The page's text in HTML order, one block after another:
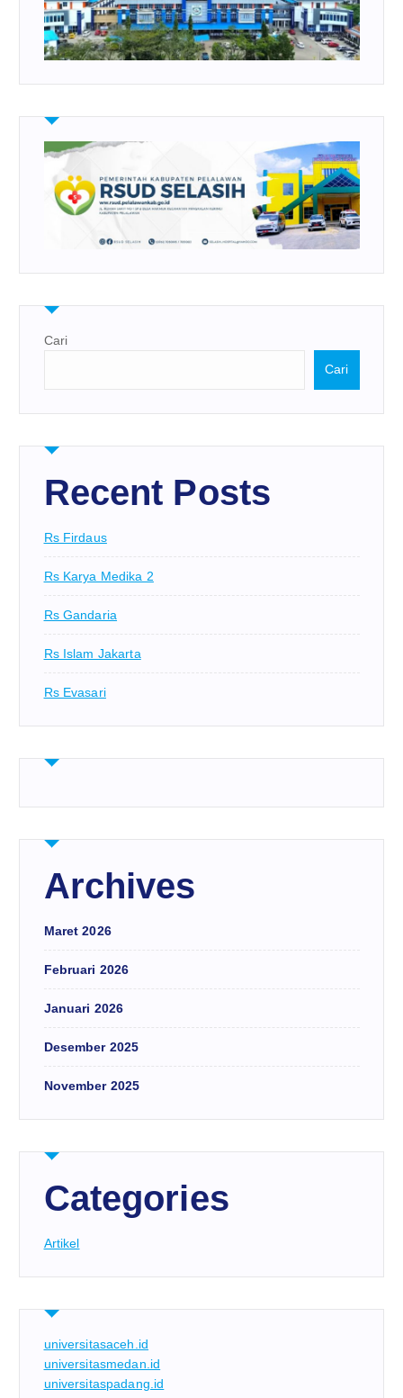
Cari
Cari
Recent Posts
Rs Firdaus
Rs Karya Medika 2
Rs Gandaria
Rs Islam Jakarta
Rs Evasari
Archives
Maret 2026
Februari 2026
Januari 2026
Desember 2025
November 2025
Categories
Artikel
universitasaceh.id
universitasmedan.id
universitaspadang.id